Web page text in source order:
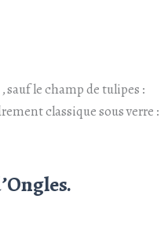
le champ de tulipes :
classique sous verre :